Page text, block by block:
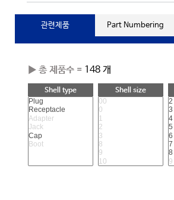
관련제품 Part Numbering
▶ 총 제품수 = 148 개
Shell type Shell size